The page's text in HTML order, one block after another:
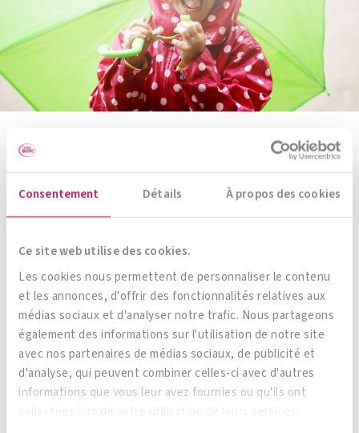
Consentement Détails À propos des cookies
Ce site web utilise des cookies.
Les cookies nous permettent de personnaliser le contenu
et les annonces, d'offrir des fonctionnalités relatives aux
médias sociaux et d'analyser notre trafic. Nous partageons
également des informations sur l'utilisation de notre site
avec nos partenaires de médias sociaux, de publicité et
d'analyse, qui peuvent combiner celles-ci avec d'autres
informations que vous leur avez fournies ou qu'ils ont
Allergie
Des allergies peuvent survenir lorsque les
muqueusesde notre corps (nez, poumons,
intestins) ont été endommagées. Dans ce cas,
les substances qui pénètrent dans l’organisme
via l’air ou l’alimentation ne peuvent pas être
contrôlées correctement et approuvées comme
sans danger, mais pénètrent instantanément et
de manière incontrôlée dans le sang ou les